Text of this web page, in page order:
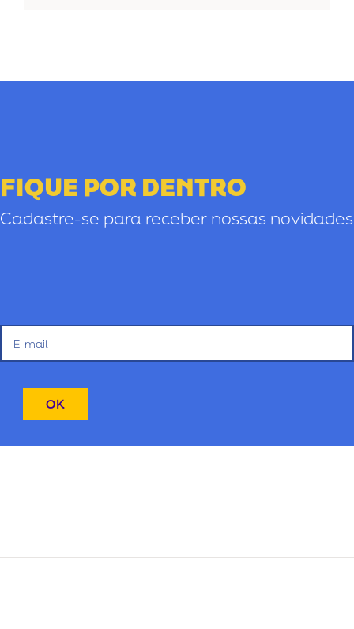
FIQUE POR DENTRO
Cadastre-se para receber nossas novidades